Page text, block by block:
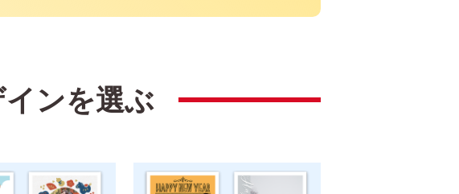
スタイリッシュ ナチュラル カジュアル
ンを選ぶ